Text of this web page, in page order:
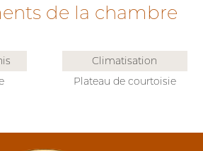
de la chambre
Climatisation
Plateau de courtoisie